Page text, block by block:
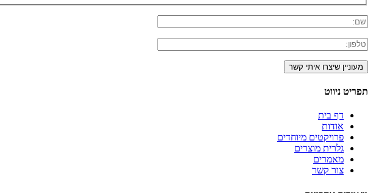
תפריט ניווט
דף בית
אודות
פרויקטים מיוחדים
גלרית מוצרים
מאמרים
צור קשר